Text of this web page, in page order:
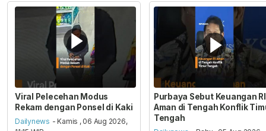
Viral Pelecehan Modus
Rekam dengan Ponsel di Kaki
Dailynews - Kamis , 06 Aug 2026,
Purbaya Sebut Keuangan RI
Aman di Tengah Konflik
Tengah